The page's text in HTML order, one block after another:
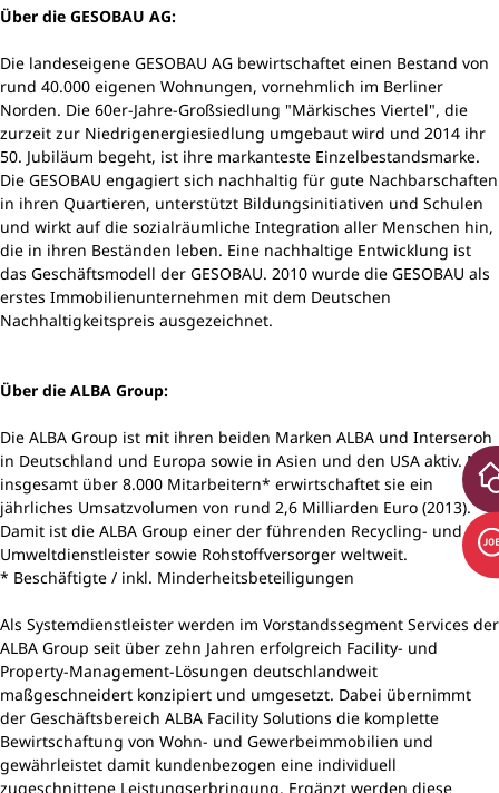
Über die GESOBAU AG:
Die landeseigene GESOBAU AG bewirtschaftet einen Bestand von
rund 40.000 eigenen Wohnungen, vornehmlich im Berliner
Norden. Die 60er-Jahre-Großsiedlung "Märkisches Viertel", die
zurzeit zur Niedrigenergiesiedlung umgebaut wird und 2014 ihr
50. Jubiläum begeht, ist ihre markanteste Einzelbestandsmarke.
Die GESOBAU engagiert sich nachhaltig für gute Nachbarschaften
in ihren Quartieren, unterstützt Bildungsinitiativen und Schulen
und wirkt auf die sozialräumliche Integration aller Menschen hin,
die in ihren Beständen leben. Eine nachhaltige Entwicklung ist
das Geschäftsmodell der GESOBAU. 2010 wurde die GESOBAU als
erstes Immobilienunternehmen mit dem Deutschen
Nachhaltigkeitspreis ausgezeichnet.
Über die ALBA Group:
Die ALBA Group ist mit ihren beiden Marken ALBA und Interseroh
in Deutschland und Europa sowie in Asien und den USA aktiv. Mit
insgesamt über 8.000 Mitarbeitern* erwirtschaftet sie ein
jährliches Umsatzvolumen von rund 2,6 Milliarden Euro (2013).
Damit ist die ALBA Group einer der führenden Recycling- und
Umweltdienstleister sowie Rohstoffversorger weltweit.
* Beschäftigte / inkl. Minderheitsbeteiligungen
Als Systemdienstleister werden im Vorstandssegment Services der
ALBA Group seit über zehn Jahren erfolgreich Facility- und
Property-Management-Lösungen deutschlandweit
maßgeschneidert konzipiert und umgesetzt. Dabei übernimmt
der Geschäftsbereich ALBA Facility Solutions die komplette
Bewirtschaftung von Wohn- und Gewerbeimmobilien und
gewährleistet damit kundenbezogen eine individuell
zugeschnittene Leistungserbringung. Ergänzt werden diese